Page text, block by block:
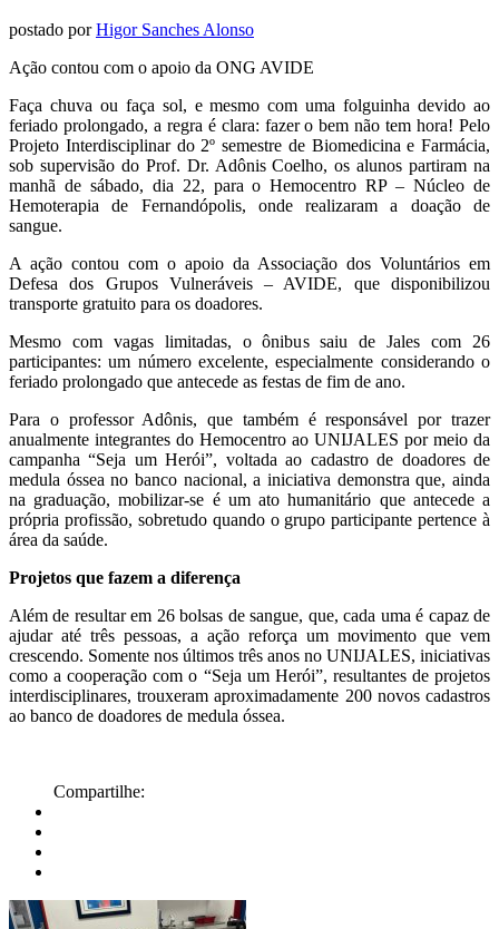
postado porHigor Sanches Alonso
Ação contou com o apoio da ONG AVIDE
Faça chuva ou faça sol, e mesmo com uma folguinha devido ao
feriado prolongado, a regra é clara: fazer o bem não tem hora! Pelo
Projeto Interdisciplinar do 2º semestre de Biomedicina e Farmácia,
sob supervisão do Prof. Dr. Adônis Coelho, os alunos partiram na
manhã de sábado, dia 22, para o Hemocentro RP – Núcleo de
Hemoterapia de Fernandópolis, onde realizaram a doação de
sangue.
A ação contou com o apoio da Associação dos Voluntários em
Defesa dos Grupos Vulneráveis – AVIDE, que disponibilizou
transporte gratuito para os doadores.
Mesmo com vagas limitadas, o ônibus saiu de Jales com 26
participantes: um número excelente, especialmente considerando o
feriado prolongado que antecede as festas de fim de ano.
Para o professor Adônis, que também é responsável por trazer
anualmente integrantes do Hemocentro ao UNIJALES por meio da
campanha “Seja um Herói”, voltada ao cadastro de doadores de
medula óssea no banco nacional, a iniciativa demonstra que, ainda
na graduação, mobilizar-se é um ato humanitário que antecede a
própria profissão, sobretudo quando o grupo participante pertence à
área da saúde.
Projetos que fazem a diferença
Além de resultar em 26 bolsas de sangue, que, cada uma é capaz de
ajudar até três pessoas, a ação reforça um movimento que vem
crescendo. Somente nos últimos três anos no UNIJALES, iniciativas
como a cooperação com o “Seja um Herói”, resultantes de projetos
interdisciplinares, trouxeram aproximadamente 200 novos cadastros
ao banco de doadores de medula óssea.
Compartilhe: